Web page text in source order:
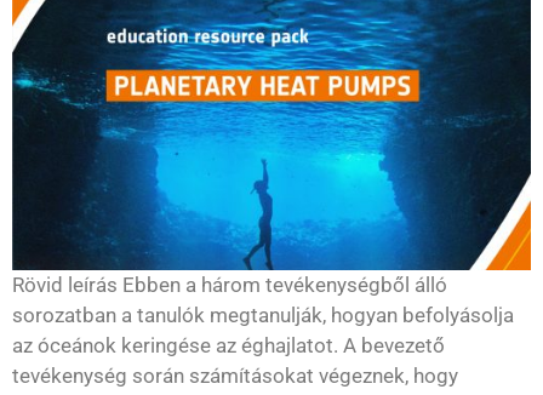
Rövid leírás Ebben a három tevékenységből álló
sorozatban a tanulók megtanulják, hogyan befolyásolja
az óceánok keringése az éghajlatot. A bevezető
tevékenység során számításokat végeznek, hogy